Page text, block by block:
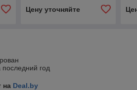
Цену уточняйте
год
на Deal.by